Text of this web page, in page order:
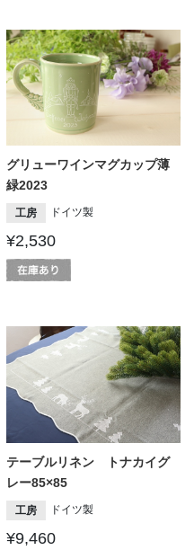
グリューワインマグカップ薄
緑2023
工房 ドイツ製
¥2,530
テーブルリネン トナカイグ
レー85×85
工房 ドイツ製
¥9,460